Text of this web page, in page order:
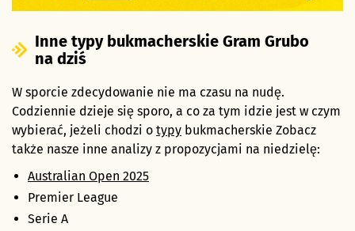
Inne typy bukmacherskie Gram Grubo
na dziś
W sporcie zdecydowanie nie ma czasu na nudę.
Codziennie dzieje się sporo, a co za tym idzie jest w czym
wybierać, jeżeli chodzi o typy bukmacherskie Zobacz
także nasze inne analizy z propozycjami na niedzielę:
Australian Open 2025
Premier League
Serie A